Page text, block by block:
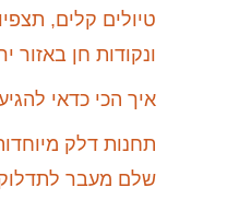
טיולים קלים,
ונקודות חן באזור
איך הכי כדאי
תחנות דלק
שלם מעבר